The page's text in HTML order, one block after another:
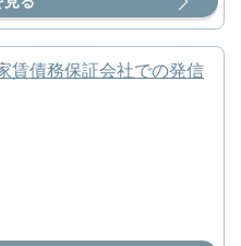
賃債務保証会社での発信